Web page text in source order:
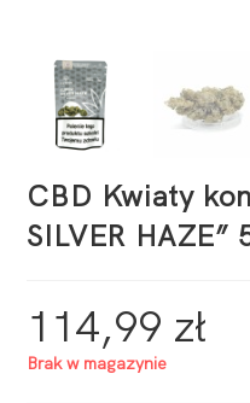
CBD Kwiaty
SILVER HAZE”
114,99 zł
Brak w magazynie